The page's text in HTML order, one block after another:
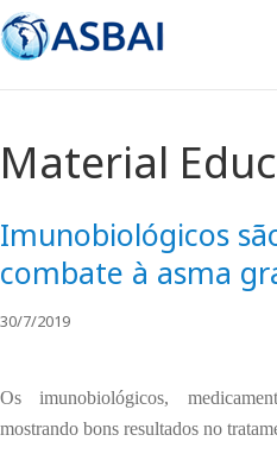
Material
Imunobiológicos
combate à asma
30/7/2019
Os imunobiológicos,
mostrando bons resultados no